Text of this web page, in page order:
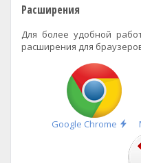
Расширения
Для более удобной
расширения для
Google Chrome